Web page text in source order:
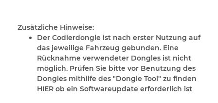
Zusätzliche Hinweise:
Der Codierdongle ist nach erster Nutzung auf
das jeweilige Fahrzeug gebunden. Eine
Rücknahme verwendeter Dongles ist nicht
möglich. Prüfen Sie bitte vor Benutzung des
Dongles mithilfe des "Dongle Tool" zu finden
HIER ob ein Softwareupdate erforderlich ist